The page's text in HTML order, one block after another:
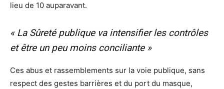
lieu de 10 auparavant.
« La Sûreté publique va intensifier les contrôles
et être un peu moins conciliante »
Ces abus et rassemblements sur la voie publique, sans
respect des gestes barrières et du port du masque,